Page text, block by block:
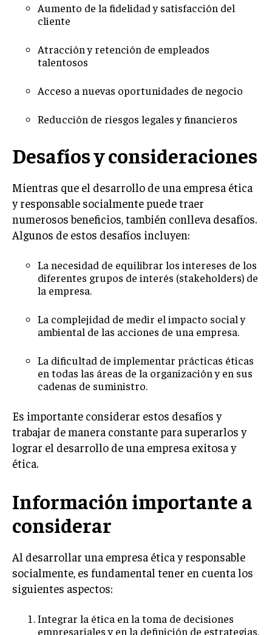
ÉXITO EMPRESARIAL Y CASOS DE ESTUDIO
GOBIERNO CORPORATIVO
ESTRATEGIAS DE NEGOCIOS
FRANQUICIAS
E-COMMERCE
E-COMMERCE Y COMERCIO ELECTRÓNICO
ESTRATEGIAS DE PRICING Y GESTIÓN DE
GESTIÓN DE CRISIS EMPRESARIALES
EMPRESAS Y STARTUPS TECNOLÓGICAS
GESTIÓN DE LA EXPERIENCIA DEL CLIENTE
PROYECTOS
GESTIÓN DE PROYECTOS
LOGÍSTICA EMPRESARIAL
CALIDAD Y MEJORA CONTINUA
RECURSOS HUMANOS Y GESTIÓN DEL
TALENTO
COMPENSACIÓN Y BENEFICIOS
RECLUTAMIENTO Y SELECCIÓN
DESARROLLO DE PERSONAL
GESTIÓN DEL DESEMPEÑO
CULTURA Y CLIMA ORGANIZACIONAL
Aumento de la fidelidad y satisfacción del
cliente
Atracción y retención de empleados
talentosos
Acceso a nuevas oportunidades de negocio
Reducción de riesgos legales y financieros
Desafíos y consideraciones
Mientras que el desarrollo de una empresa ética
y responsable socialmente puede traer
numerosos beneficios, también conlleva desafíos.
Algunos de estos desafíos incluyen:
La necesidad de equilibrar los intereses de los
diferentes grupos de interés (stakeholders) de
la empresa.
La complejidad de medir el impacto social y
ambiental de las acciones de una empresa.
La dificultad de implementar prácticas éticas
en todas las áreas de la organización y en sus
cadenas de suministro.
Es importante considerar estos desafíos y
trabajar de manera constante para superarlos y
lograr el desarrollo de una empresa exitosa y
ética.
Información importante a
considerar
Al desarrollar una empresa ética y responsable
socialmente, es fundamental tener en cuenta los
siguientes aspectos:
Integrar la ética en la toma de decisiones
empresariales y en la definición de estrategias.